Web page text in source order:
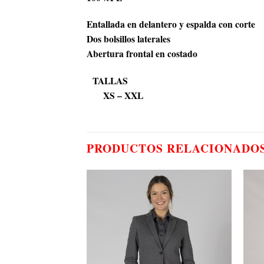
Entallada en delantero y espalda con corte
Dos bolsillos laterales
Abertura frontal en costado
TALLAS
XS – XXL
PRODUCTOS